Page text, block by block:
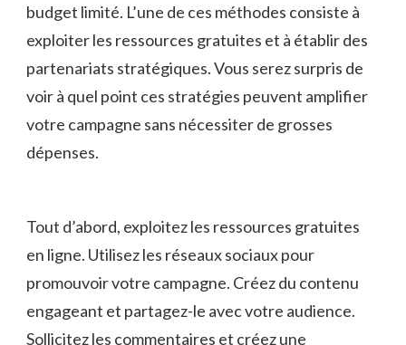
budget limité. L’une de ces méthodes consiste ⁤à⁤
exploiter⁢ les ressources⁤ gratuites et à⁢ établir des
partenariats stratégiques.⁢ Vous serez surpris de
voir⁤ à⁣ quel point ces stratégies peuvent amplifier
votre campagne sans nécessiter de grosses
dépenses.
Tout‌ d’abord, exploitez les ressources‍ gratuites
en ligne. Utilisez les réseaux sociaux pour
promouvoir votre campagne. Créez du‍ contenu
engageant ​et ‍partagez-le avec votre audience.
Sollicitez les commentaires et créez une